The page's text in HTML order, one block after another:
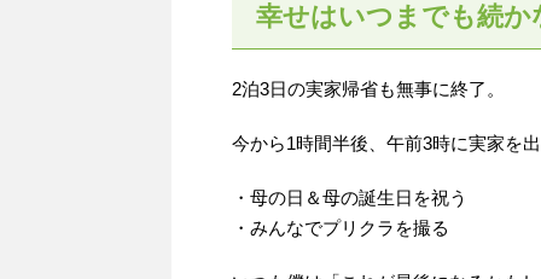
幸せはいつまでも続か
2泊3日の実家帰省も無事に終了。
今から1時間半後、午前3時に実家を
・母の日＆母の誕生日を祝う
・みんなでプリクラを撮る